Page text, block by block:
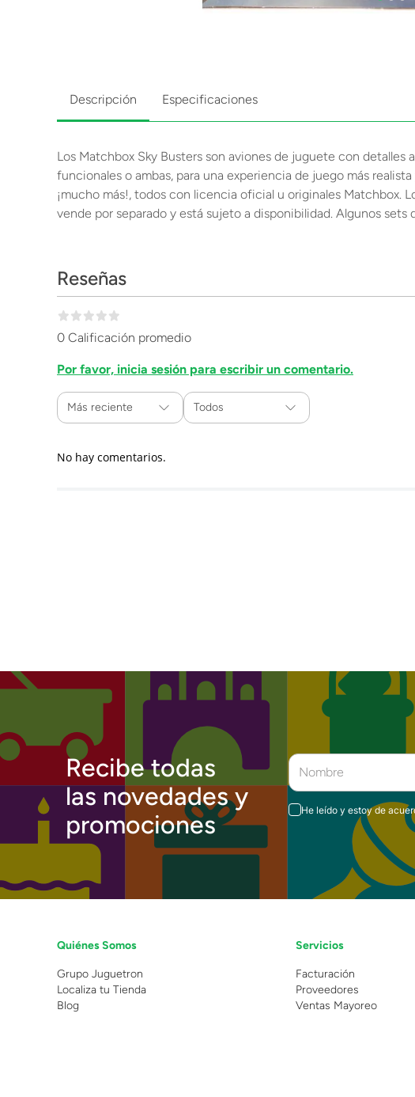
Descripción Especificaciones
Los Matchbox Sky Busters son aviones de juguete con
funcionales o ambas, para una experiencia de juego más
¡mucho más!, todos con licencia oficial u originales Matchbox.
vende por separado y está sujeto a disponibilidad. Algunos
Reseñas
0 Calificación promedio
Por favor, inicia sesión para escribir un comentario.
Más reciente Todos
No hay comentarios.
Recibe todas
las novedades y
promociones
He leído y estoy de
Quiénes Somos
Grupo Juguetron
Localiza tu Tienda
Blog
Servicios
Facturación
Proveedores
Ventas Mayoreo